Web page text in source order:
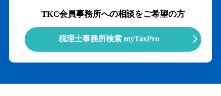
TKC会員事務所への相談をご希望の方
税理士事務所検索 myTaxPro